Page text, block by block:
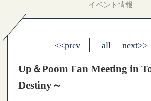
イベント情報
<<prev all next>>
Up＆Poom Fan Meeting in
Destiny～